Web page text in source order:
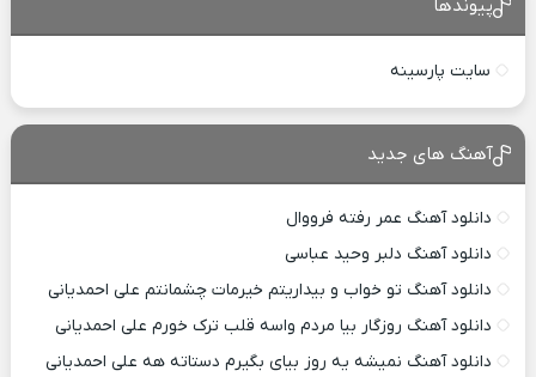
پیوندها
سایت پارسینه
آهنگ های جدید
دانلود آهنگ عمر رفته فرووال
دانلود آهنگ دلبر وحید عباسی
دانلود آهنگ تو خواب و بیداریتم خیرمات چشمانتم علی احمدیانی
دانلود آهنگ روزگار بیا مردم واسه قلب ترک خورم علی احمدیانی
دانلود آهنگ نمیشه یه روز بیای بگیرم دستاته هه علی احمدیانی